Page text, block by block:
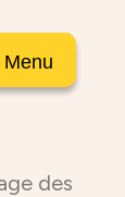
Menu
des